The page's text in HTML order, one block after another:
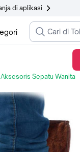
di aplikasi
Aksesoris Sepatu Wanita